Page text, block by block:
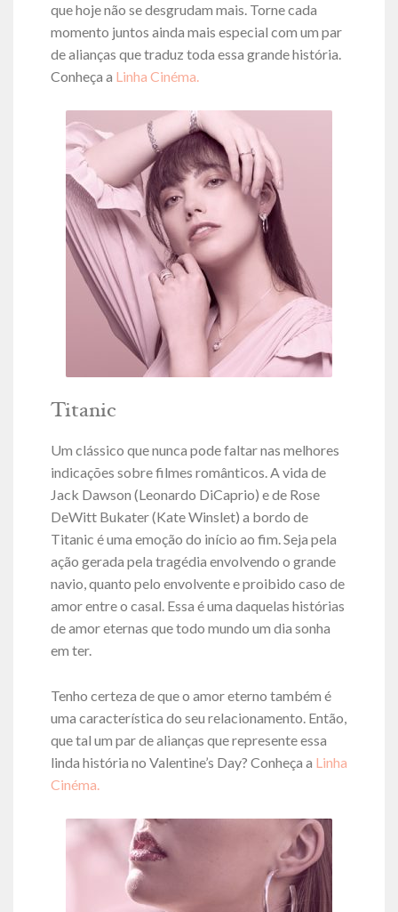
que hoje não se desgrudam mais. Torne cada
momento juntos ainda mais especial com um par
de alianças que traduz toda essa grande história.
Conheça a Linha Cinéma.
Titanic
Um clássico que nunca pode faltar nas melhores
indicações sobre filmes românticos. A vida de
Jack Dawson (Leonardo DiCaprio) e de Rose
DeWitt Bukater (Kate Winslet) a bordo de
Titanic é uma emoção do início ao fim. Seja pela
ação gerada pela tragédia envolvendo o grande
navio, quanto pelo envolvente e proibido caso de
amor entre o casal. Essa é uma daquelas histórias
de amor eternas que todo mundo um dia sonha
em ter.
Tenho certeza de que o amor eterno também é
uma característica do seu relacionamento. Então,
que tal um par de alianças que represente essa
linda história no Valentine’s Day? Conheça a Linha
Cinéma.